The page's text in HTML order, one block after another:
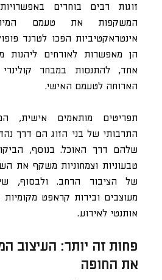
זוגות רבים בוחרים באפשרויות
המשקפות את טעמם
אינטראקטיביות הפכו לטרנד
הן מאפשרות לאורחים ליהנות
אחד, להתנסות במבחר
הארוחה לטעמם האישי.
תפריטים מותאמים אישית,
התרבותי של בני הזוג הם דרך
שלהם דרך האוכל. בנוסף,
טבעוניות וצמחוניות משקף את
של הציבור הרחב. ולבסוף,
מעוצבים ובירות קראפט מקומיות
אותנטי לאירוע.
פחות זה יותר: העיצוב
את החופה